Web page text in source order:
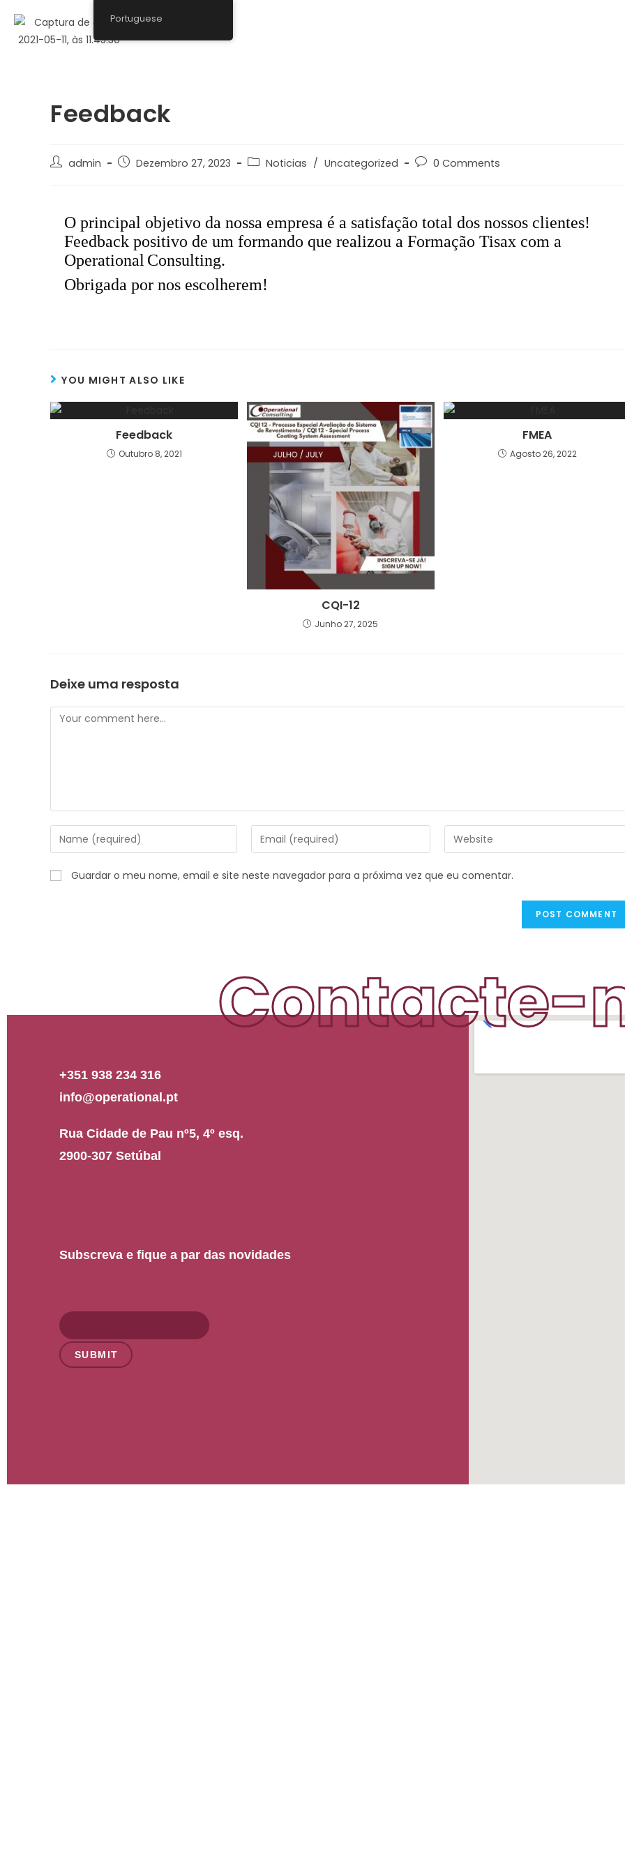
Feedback
admin Dezembro 27, 2023 Noticias / Uncategorized 0 Comments
O principal objetivo da nossa empresa é a satisfação total dos nossos clientes!
Feedback positivo de um formando que realizou a Formação Tisax com a
Operational Consulting.
Obrigada por nos escolherem!
YOU MIGHT ALSO LIKE
Feedback
Outubro 8, 2021
CQI-12
Junho 27, 2025
FMEA
Agosto 26, 2022
Deixe uma resposta
Guardar o meu nome, email e site neste navegador para a próxima vez que eu comentar.
Contacte-
+351 938 234 316
info@operational.pt
Rua Cidade de Pau nº5, 4º esq.
2900-307 Setúbal
Subscreva e fique a par das novidades
Portuguese